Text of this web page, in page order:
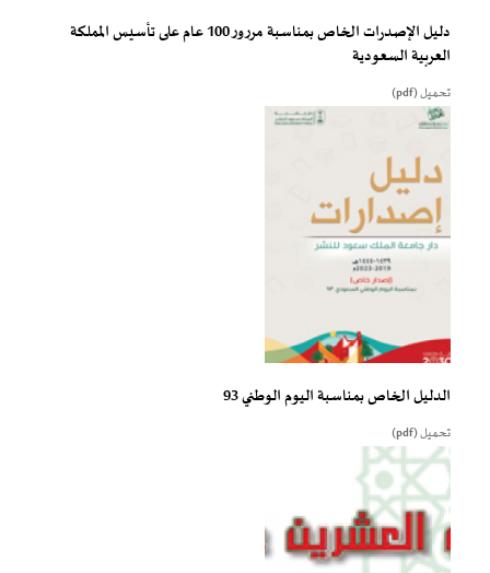
دليل الإصدرات الخاص بمناسبة مررور 100 عام على تأسيس المملكة
العربية السعودية
تحميل (pdf)
الدليل الخاص بمناسبة اليوم الوطني 93
تحميل (pdf)